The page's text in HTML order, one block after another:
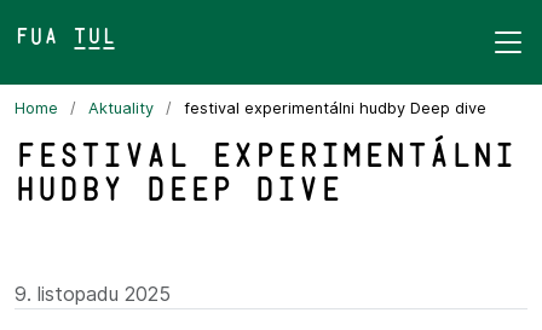
FUA TUL&
Home Aktuality festival experimentálni hudby Deep dive
festival experimentálni
hudby Deep dive
9. listopadu 2025